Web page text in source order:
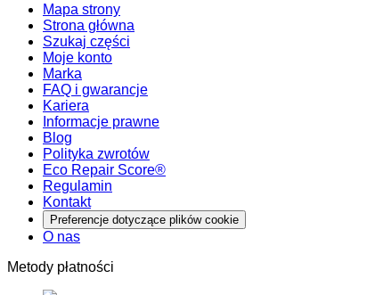
Mapa strony
Strona główna
Szukaj części
Moje konto
Marka
FAQ i gwarancje
Kariera
Informacje prawne
Blog
Polityka zwrotów
Eco Repair Score®
Regulamin
Kontakt
Preferencje dotyczące plików cookie
O nas
Metody płatności